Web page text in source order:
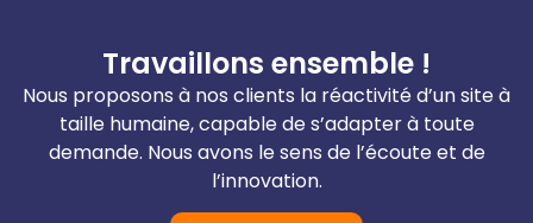
Travaillons ensemble !
Nous proposons à nos clients la réactivité d’un site à
taille humaine, capable de s’adapter à toute
demande. Nous avons le sens de l’écoute et de
l’innovation.